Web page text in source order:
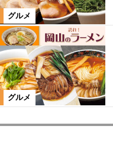
グルメ
グルメ